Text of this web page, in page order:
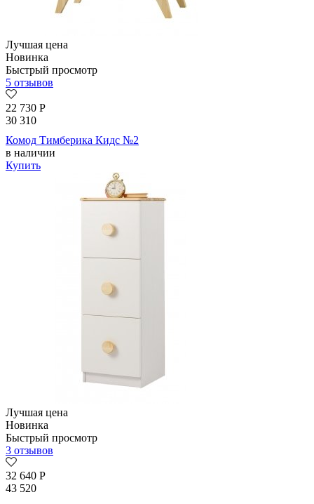
Лучшая цена
Новинка
Быстрый просмотр
5 отзывов
22 730 Р
30 310
Комод Тимберика Кидс №2
в наличии
Купить
Лучшая цена
Новинка
Быстрый просмотр
3 отзывов
32 640 Р
43 520